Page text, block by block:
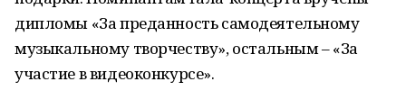
дипломы «За преданность самодеятельному
музыкальному творчеству», остальным – «За
участие в видеоконкурсе».